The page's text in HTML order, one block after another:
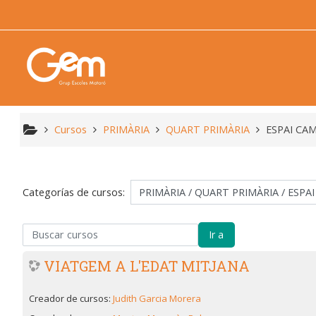
Cursos PRIMÀRIA QUART PRIMÀRIA ESPAI
Categorías de cursos:
cursos Ir a
VIATGEM A L'EDAT MITJANA
Creador de cursos:Judith Garcia Morera